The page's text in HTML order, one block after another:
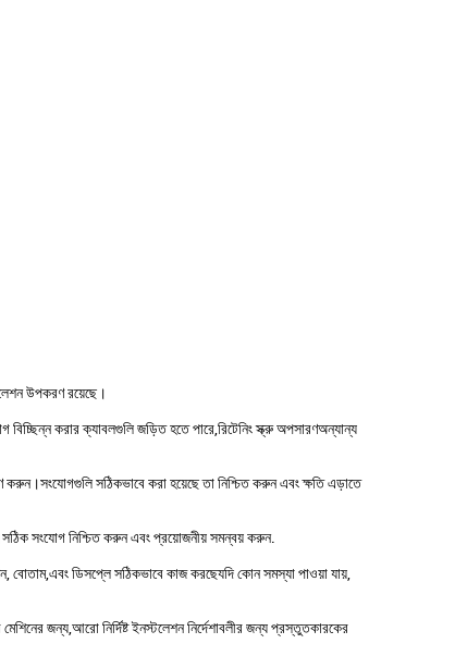
উপকরণ রয়েছে।
করার ক্যাবলগুলি জড়িত হতে পারে,রিটেনিং স্ক্রু অপসারণঅন্যান্য
সঠিকভাবে করা হয়েছে তা নিশ্চিত করুন এবং ক্ষতি এড়াতে
সংযোগ নিশ্চিত করুন এবং প্রয়োজনীয় সমন্বয় করুন.
ডিসপ্লে সঠিকভাবে কাজ করছেযদি কোন সমস্যা পাওয়া যায়,
মেশিনের জন্য,আরো নির্দিষ্ট ইনস্টলেশন নির্দেশাবলীর জন্য প্রস্তুতকারকের